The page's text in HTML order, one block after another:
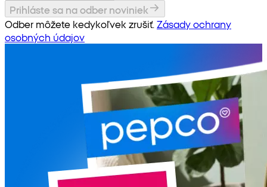
Prihláste sa na odber noviniek
Odber môžete kedykoľvek zrušiť. Zásady ochrany
osobných údajov